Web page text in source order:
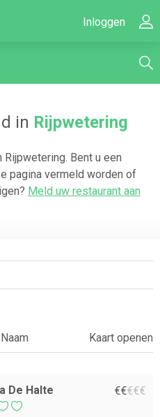
Inloggen
in Rijpwetering
Rijpwetering. Bent u een
pagina vermeld worden of
Meld uw restaurant aan
Naam Kaart openen
De Halte €€€€€